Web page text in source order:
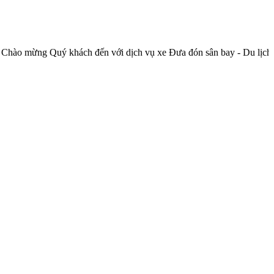
khách đến với dịch vụ xe Đưa đón sân bay - Du lịch của Công